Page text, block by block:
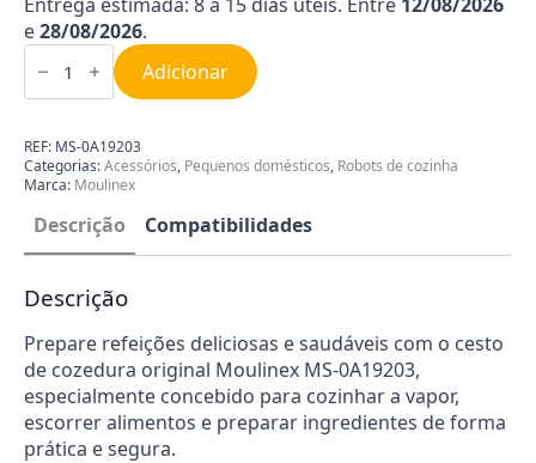
e28/08/2026.
Quantidade
de
de
Moulinex
MS-
0A19203
Adicionar
REF: MS-0A19203
Categorias:Acessórios, Pequenos domésticos, Robots de cozinha
Marca: Moulinex
Descrição Compatibilidades
Descrição
Prepare refeições deliciosas e saudáveis com o cesto
de cozedura original Moulinex MS-0A19203,
especialmente concebido para cozinhar a vapor,
escorrer alimentos e preparar ingredientes de forma
prática e segura.